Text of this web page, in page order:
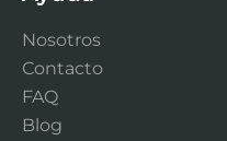
Nosotros
Contacto
FAQ
Blog